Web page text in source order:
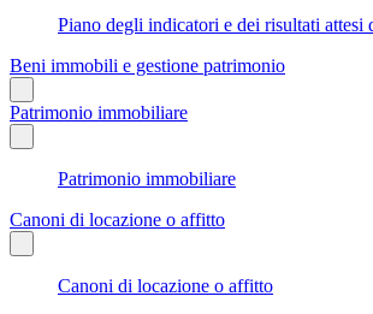
Piano degli indicatori e dei risultati attesi
Beni immobili e gestione patrimonio
Patrimonio immobiliare
Patrimonio immobiliare
Canoni di locazione o affitto
Canoni di locazione o affitto